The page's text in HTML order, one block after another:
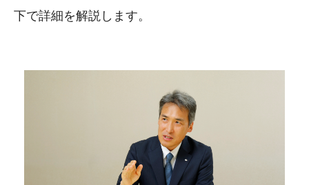
下で詳細を解説します。